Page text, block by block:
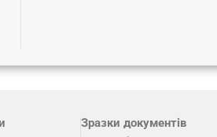
Зразки документів